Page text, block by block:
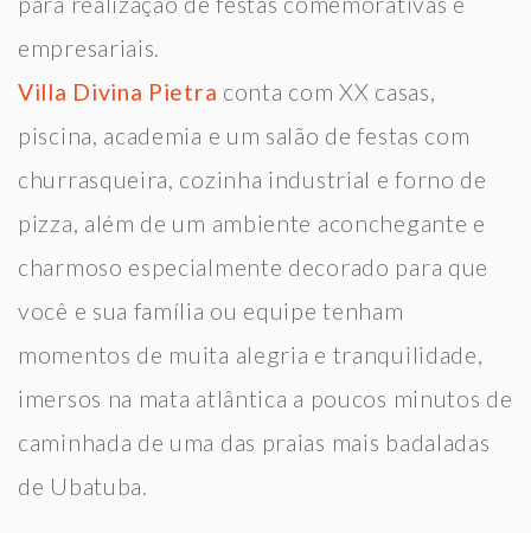
empresariais.
Villa Divina Pietra conta com XX casas,
piscina, academia e um salão de festas com
churrasqueira, cozinha industrial e forno de
pizza, além de um ambiente aconchegante e
charmoso especialmente decorado para que
você e sua família ou equipe tenham
momentos de muita alegria e tranquilidade,
imersos na mata atlântica a poucos minutos de
caminhada de uma das praias mais badaladas
de Ubatuba.